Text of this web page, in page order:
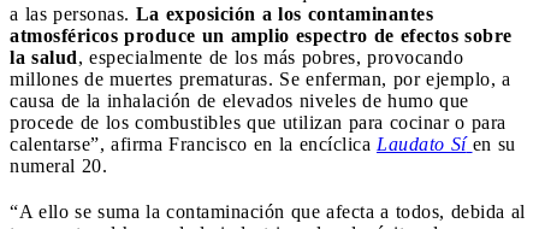
a las personas. La exposición a los contaminantes
atmosféricos produce un amplio espectro de efectos sobre
la salud, especialmente de los más pobres, provocando
millones de muertes prematuras. Se enferman, por ejemplo, a
causa de la inhalación de elevados niveles de humo que
procede de los combustibles que utilizan para cocinar o para
calentarse”, afirma Francisco en la encíclica Laudato Sí en su
numeral 20.
“A ello se suma la contaminación que afecta a todos, debida al